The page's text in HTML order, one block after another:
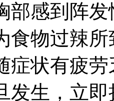
部感到阵
食物过辣
症状有疲
发生，立